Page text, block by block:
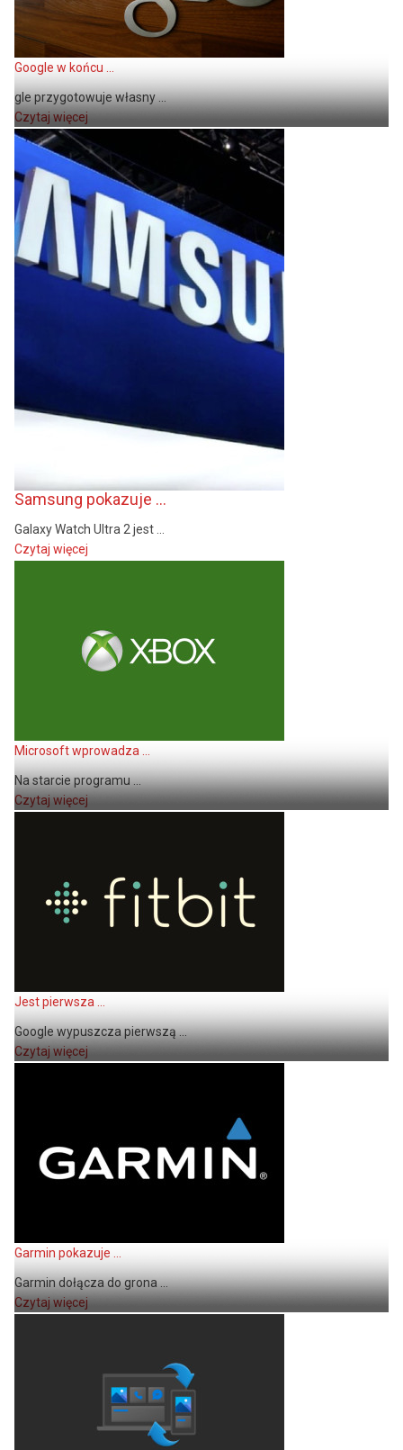
Google w końcu ...
gle przygotowuje własny ...
Czytaj więcej
Samsung pokazuje ...
Galaxy Watch Ultra 2 jest ...
Czytaj więcej
Microsoft wprowadza ...
Na starcie programu ...
Czytaj więcej
Jest pierwsza ...
Google wypuszcza pierwszą ...
Czytaj więcej
Garmin pokazuje ...
Garmin dołącza do grona ...
Czytaj więcej